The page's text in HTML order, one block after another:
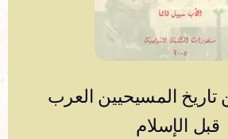
المسيحيين العرب
قبل الإسلام